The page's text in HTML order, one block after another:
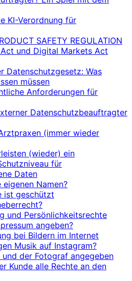
KI-Verordnung für
SAFETY REGULATION
und Digital Markets Act
Datenschutzgesetz: Was
müssen
Anforderungen für
Datenschutzbeauftragter
(immer wieder
(wieder) ein
für
Daten
eigenen Namen?
ist geschützt
und Persönlichkeitsrechte
angeben?
bei Bildern im Internet
Musik auf Instagram?
und der Fotograf angegeben
Kunde alle Rechte an den